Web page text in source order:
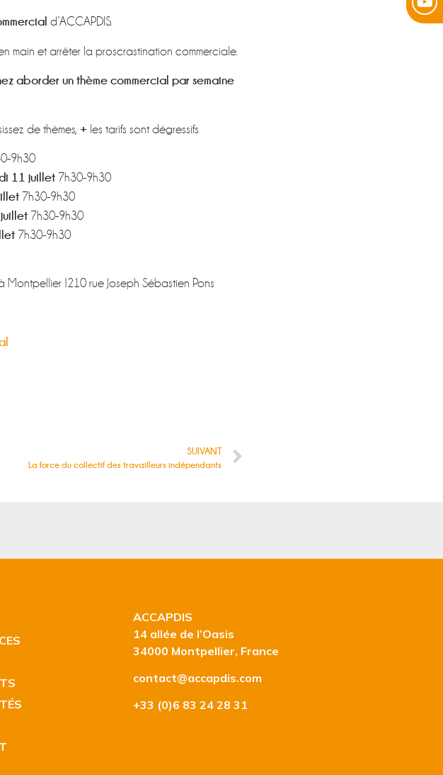
d’ACCAPDIS.
main et arrêter la proscrastination commerciale.
aborder un thème commercial par semaine
de thèmes, + les tarifs sont dégressifs
9h30
11 juillet 7h30-9h30
7h30-9h30
7h30-9h30
7h30-9h30
Montpellier |210 rue Joseph Sébastien Pons
SUIVANT
La force du collectif des travailleurs indépendants
ACCAPDIS
14 allée de l’Oasis
34000 Montpellier, France
contact@accapdis.com
+33 (0)6 83 24 28 31